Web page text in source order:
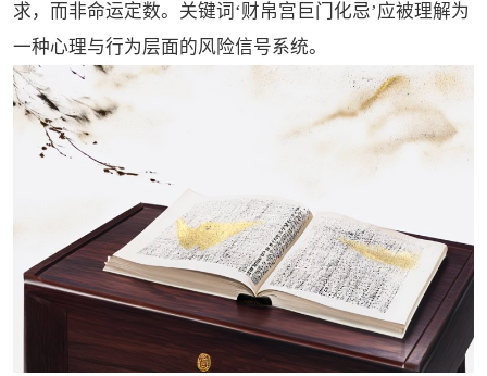
求，而非命运定数。关键词‘财帛宫巨门化忌’应被理解为
一种心理与行为层面的风险信号系统。